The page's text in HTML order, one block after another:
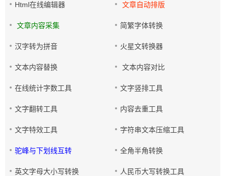
Html在线编辑器 文章自动排版
文章内容采集 简繁字体转换
汉字转为拼音 火星文转换器
文本内容替换 文本内容对比
在线统计字数工具 文字竖排工具
文字翻转工具 内容去重工具
文字特效工具 字符串文本压缩工具
驼峰与下划线互转 全角半角转换
英文字母大小写转换 人民币大写转换工具